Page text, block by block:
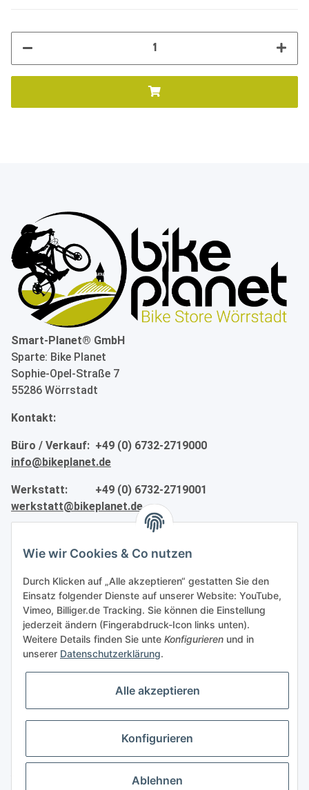
Smart-Planet® GmbH
Sparte: Bike Planet
Sophie-Opel-Straße 7
55286 Wörrstadt
Kontakt:
Büro / Verkauf: +49 (0) 6732-2719000
info@bikeplanet.de
Werkstatt: +49 (0) 6732-2719001
werkstatt@bikeplanet.de
Partner
Vertrag widerrufen
* Alle Preise inkl. gesetzlicher USt., zzgl.Versand
Wie wir Cookies & Co nutzen
Durch Klicken auf „Alle akzeptieren“ gestatten Sie den
Einsatz folgender Dienste auf unserer Website: YouTube,
Vimeo, Billiger.de Tracking. Sie können die Einstellung
jederzeit ändern (Fingerabdruck-Icon links unten).
Weitere Details finden Sie unte Konfigurieren und in
unserer Datenschutzerklärung.
Alle akzeptieren
Konfigurieren
Ablehnen